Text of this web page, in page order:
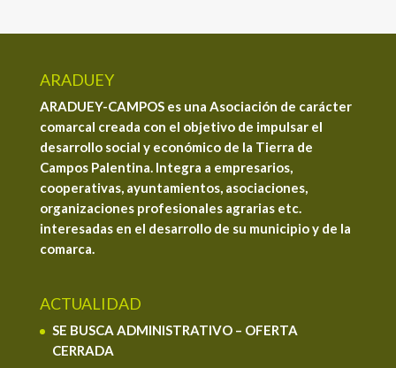
ARADUEY
ARADUEY-CAMPOS es una Asociación de carácter
comarcal creada con el objetivo de impulsar el
desarrollo social y económico de la Tierra de
Campos Palentina. Integra a empresarios,
cooperativas, ayuntamientos, asociaciones,
organizaciones profesionales agrarias etc.
interesadas en el desarrollo de su municipio y de la
comarca.
ACTUALIDAD
SE BUSCA ADMINISTRATIVO – OFERTA
CERRADA